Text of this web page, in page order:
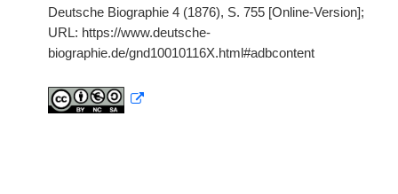
Deutsche Biographie 4 (1876), S. 755 [Online-Version];
URL: https://www.deutsche-
biographie.de/gnd10010116X.html#adbcontent